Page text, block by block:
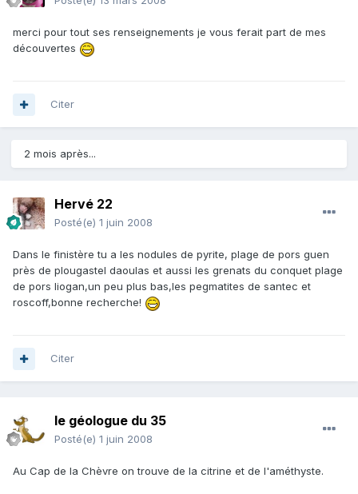
merci pour tout ses renseignements je vous ferait part de mes
découvertes
Citer
2 mois après...
Hervé 22
Posté(e) 1 juin 2008
Dans le finistère tu a les nodules de pyrite, plage de pors guen
près de plougastel daoulas et aussi les grenats du conquet plage
de pors liogan,un peu plus bas,les pegmatites de santec et
roscoff,bonne recherche!
Citer
le géologue du 35
Posté(e) 1 juin 2008
Au Cap de la Chèvre on trouve de la citrine et de l'améthyste.